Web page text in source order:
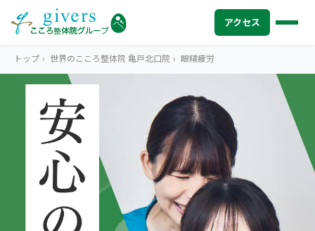
アクセス
HOME トップ
SYMPTOMS 症状から探す
腰痛
肩こり・首こり
MENU メニューから探す
STORE 店舗一覧
トップ › 世界のこころ整体院 亀戸北口院 › 眼精疲労